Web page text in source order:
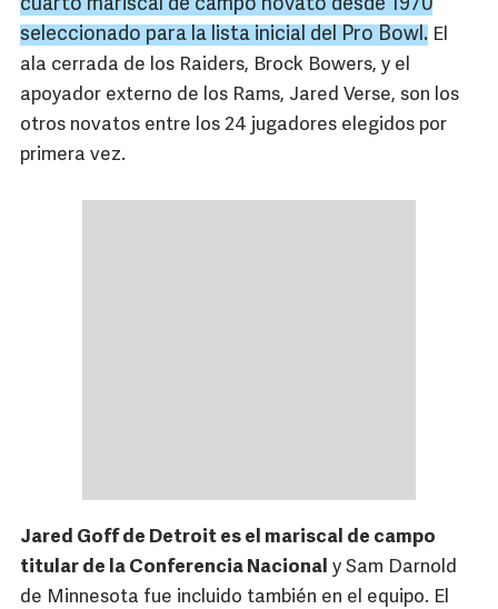
cuarto mariscal de campo novato desde 1970
seleccionado para la lista inicial del Pro Bowl. El
ala cerrada de los Raiders, Brock Bowers, y el
apoyador externo de los Rams, Jared Verse, son los
otros novatos entre los 24 jugadores elegidos por
primera vez.
Jared Goff de Detroit es el mariscal de campo
titular de la Conferencia Nacional y Sam Darnold
de Minnesota fue incluido también en el equipo. El